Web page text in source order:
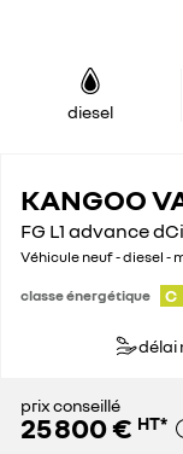
diesel
KANGOO
FG L1 advance
Véhicule neuf - diesel -
classe énergétique C
délai
prix conseillé
25 800 € HT*